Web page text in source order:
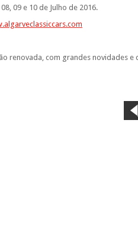
09 e 10 de Julho de 2016.
renovada, com grandes novidades e